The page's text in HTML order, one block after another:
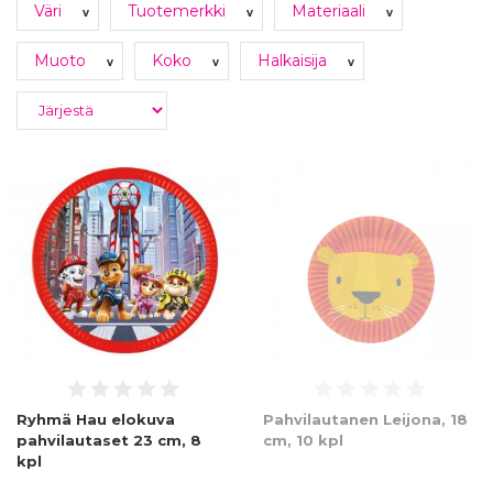
Väri v Tuotemerkki v Materiaali v
Muoto v Koko v Halkaisija v
Ryhmä Hau elokuva
pahvilautaset 23 cm, 8
kpl
Pahvilautanen Leijona, 18
cm, 10 kpl